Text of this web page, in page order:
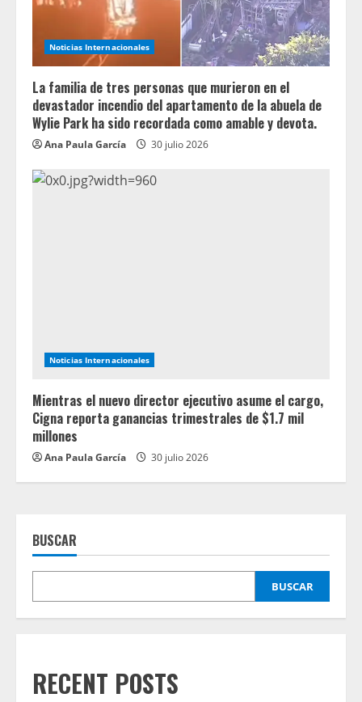
Noticias Internacionales
La familia de tres personas que murieron en el
devastador incendio del apartamento de la abuela de
Wylie Park ha sido recordada como amable y devota.
Ana Paula García 30 julio 2026
Noticias Internacionales
Mientras el nuevo director ejecutivo asume el cargo,
Cigna reporta ganancias trimestrales de $1.7 mil
millones
Ana Paula García 30 julio 2026
BUSCAR
BUSCAR
RECENT POSTS